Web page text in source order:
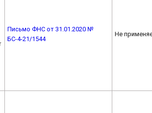
Письмо ФНС от 31.01.2020 №
БС-4-21/1544
Не